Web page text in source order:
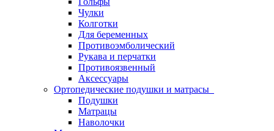
Чулки
Колготки
Для беременных
Противоэмболический
Рукава и перчатки
Противоязвенный
Аксессуары
Ортопедические подушки и матрасы
Подушки
Матрацы
Наволочки